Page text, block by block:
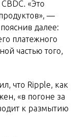
«Это
—
далее:
платежного
частью того,
что Ripple, как
«в погоне за
к размытию